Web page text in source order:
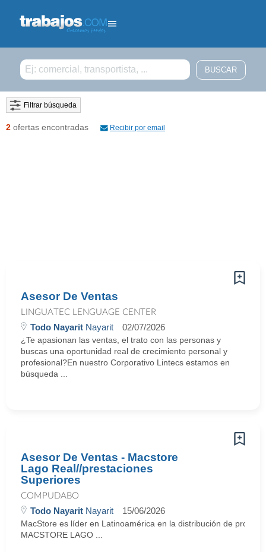
Filtrar búsqueda
2 ofertas encontradas Recibir por email
Asesor De Ventas
LINGUATEC LENGUAGE CENTER
Todo Nayarit Nayarit 02/07/2026
¿Te apasionan las ventas, el trato con las personas y
buscas una oportunidad real de crecimiento personal y
profesional?En nuestro Corporativo Lintecs estamos en
búsqueda ...
Asesor De Ventas - Macstore
Lago Real//prestaciones
Superiores
COMPUDABO
Todo Nayarit Nayarit 15/06/2026
MacStore es líder en Latinoamérica en la distribución de
MACSTORE LAGO ...